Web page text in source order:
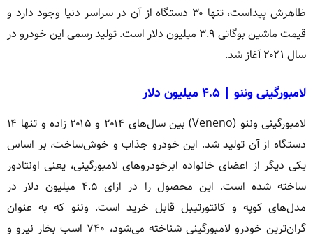
ظاهرش پیداست، تنها ۳۰ دستگاه از آن در سراسر دنیا وجود دارد و
قیمت ماشین بوگاتی ۳.۹ میلیون دلار است. تولید رسمی این خودرو در
سال ۲۰۲۱ آغاز شد.
لامبورگینی وننو | ۴.۵ میلیون دلار
لامبورگینی وننو (Veneno) بین سال‌های ۲۰۱۴ و ۲۰۱۵ زاده و تنها ۱۴
دستگاه از آن تولید شد. این خودرو جذاب و خوش‌ساخت، بر اساس
یکی دیگر از اعضای خانواده ابرخودروهای لامبورگینی، یعنی اونتادور
ساخته شده است. این محصول را در ازای ۴.۵ میلیون دلار در
مدل‌های کوپه و کانتورتیبل قابل خرید است. وننو که به عنوان
گران‌ترین خودرو لامبورگینی شناخته می‌شود، ۷۴۰ اسب بخار نیرو و